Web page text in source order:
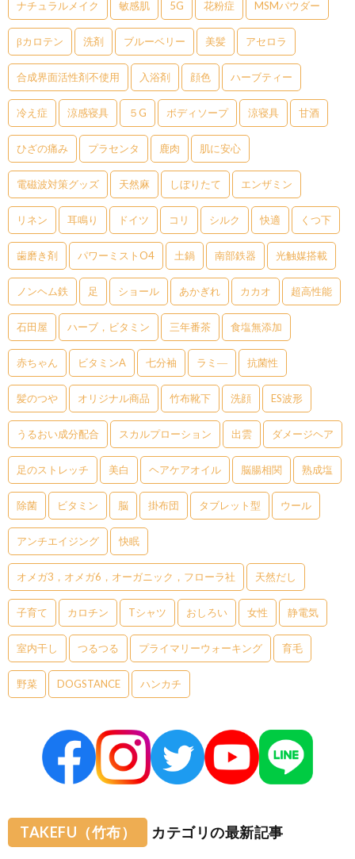
ナチュラルメイク 敏感肌 5G 花粉症 MSMパウダー
βカロテン 洗剤 ブルーベリー 美髪 アセロラ
合成界面活性剤不使用 入浴剤 顔色 ハーブティー
冷え症 涼感寝具 ５G ボディソープ 涼寝具 甘酒
ひざの痛み プラセンタ 鹿肉 肌に安心
電磁波対策グッズ 天然麻 しぼりたて エンザミン
リネン 耳鳴り ドイツ コリ シルク 快適 くつ下
歯磨き剤 パワーミストO4 土鍋 南部鉄器 光触媒搭載
ノンヘム鉄 足 ショール あかぎれ カカオ 超高性能
石田屋 ハーブ，ビタミン 三年番茶 食塩無添加
赤ちゃん ビタミンA 七分袖 ラミ― 抗菌性
髪のつや オリジナル商品 竹布靴下 洗顔 ES波形
うるおい成分配合 スカルプローション 出雲 ダメージヘア
足のストレッチ 美白 ヘアケアオイル 脳腸相関 熟成塩
除菌 ビタミン 脳 掛布団 タブレット型 ウール
アンチエイジング 快眠
オメガ3，オメガ6，オーガニック，フローラ社 天然だし
子育て カロチン Tシャツ おしろい 女性 静電気
室内干し つるつる プライマリーウォーキング 育毛
野菜 DOGSTANCE ハンカチ
TAKEFU（竹布） カテゴリの最新記事